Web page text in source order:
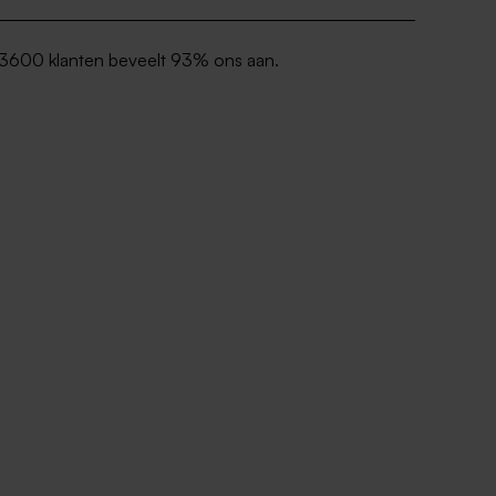
klanten beveelt 93% ons aan.